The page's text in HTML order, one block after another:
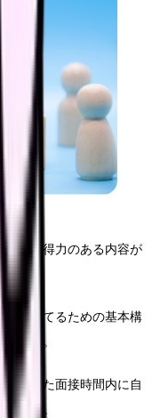
成と説得力のある内容が
組み立てるための基本構
ます。
られた面接時間内に自
ょう。